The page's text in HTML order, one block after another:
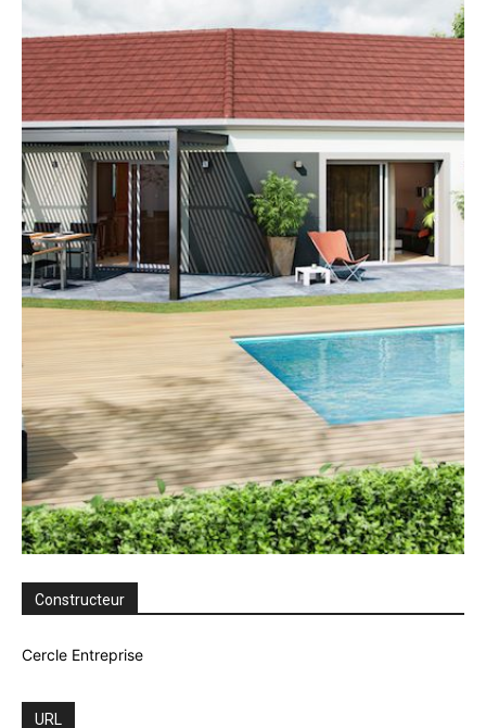
Constructeur
Cercle Entreprise
URL